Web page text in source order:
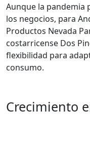
Aunque la pandemia
los negocios, para
Productos Nevada
costarricense Dos
flexibilidad para
consumo.
Crecimiento